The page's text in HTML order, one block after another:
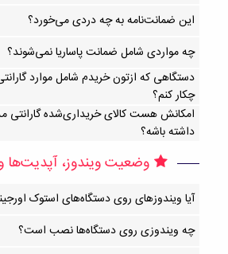
این ضمانت‌نامه به چه دردی می‌خورد؟
چه مواردی شامل ضمانت پاساریا نمی‌شوند؟
دستگاهی که ازتون خریدم شامل موارد
چکار کنم؟
امکانش هست کالای خریداری‌شده گارانتی
داشته باشه؟
وضعیت ویندوز، آپدیت‌ها و
آیا ویندوزهای روی دستگاه‌های استوک
چه ویندوزی روی دستگاه‌ها نصب است؟